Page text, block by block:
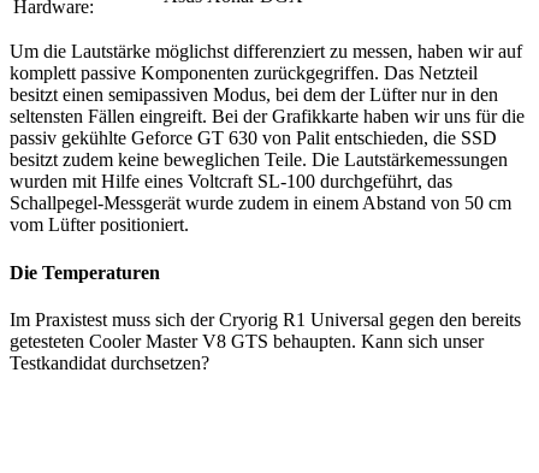
Hardware:
Um die Lautstärke möglichst differenziert zu messen, haben wir auf
komplett passive Komponenten zurückgegriffen. Das Netzteil
besitzt einen semipassiven Modus, bei dem der Lüfter nur in den
seltensten Fällen eingreift. Bei der Grafikkarte haben wir uns für die
passiv gekühlte Geforce GT 630 von Palit entschieden, die SSD
besitzt zudem keine beweglichen Teile. Die Lautstärkemessungen
wurden mit Hilfe eines Voltcraft SL-100 durchgeführt, das
Schallpegel-Messgerät wurde zudem in einem Abstand von 50 cm
vom Lüfter positioniert.
Die Temperaturen
Im Praxistest muss sich der Cryorig R1 Universal gegen den bereits
getesteten Cooler Master V8 GTS behaupten. Kann sich unser
Testkandidat durchsetzen?